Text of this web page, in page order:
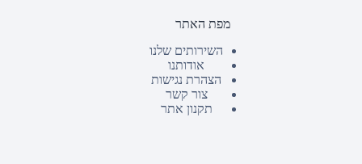
מפת האתר
השירותים שלנו
אודותנו
הצהרת נגישות
צור קשר
תקנון אתר